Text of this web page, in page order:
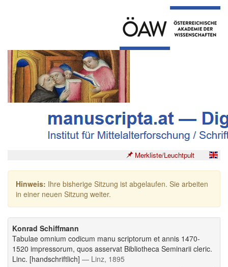
Merkliste/Leuchtpult
Hinweis: Ihre bisherige Sitzung ist abgelaufen. Sie arbeiten
in einer neuen Sitzung weiter.
Konrad Schiffmann
Tabulae omnium codicum manu scriptorum et annis 1470-
1520 impressorum, quos asservat Bibliotheca Seminarii cleric.
Linc. [handschriftlich] — Linz, 1895